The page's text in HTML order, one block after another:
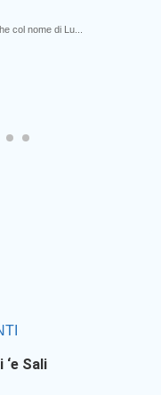
col nome di Lu...
‘e Sali